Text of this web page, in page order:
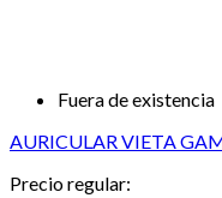
Fuera de existencia
AURICULAR VIETA
Precio regular: